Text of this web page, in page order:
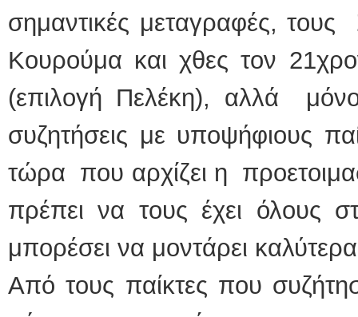
σημαντικές μεταγραφές,
Κουρούμα και χθες τον
(επιλογή Πελέκη), αλλά
συζητήσεις με υποψήφιους
τώρα που αρχίζει η
πρέπει να τους έχει όλους
μπορέσει να μοντάρει
Από τους παίκτες που